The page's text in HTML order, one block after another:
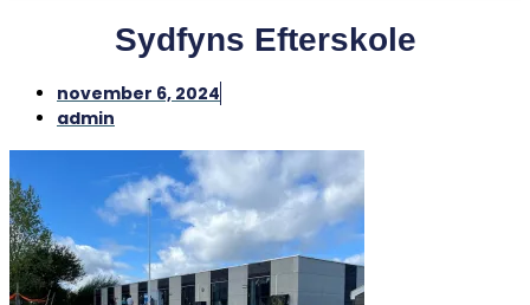
Sydfyns Efterskole
november 6, 2024
admin